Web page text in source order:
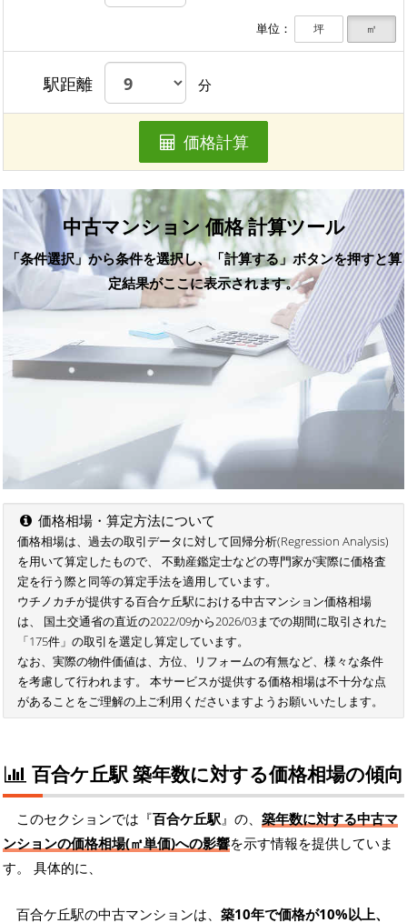
単位： 坪 ㎡
駅距離 分
価格計算
中古マンション 価格 計算ツール
「条件選択」から条件を選択し、「計算する」ボタンを押すと算
定結果がここに表示されます。
価格相場・算定方法について
価格相場は、過去の取引データに対して回帰分析(Regression Analysis)
を用いて算定したもので、 不動産鑑定士などの専門家が実際に価格査
定を行う際と同等の算定手法を適用しています。
ウチノカチが提供する百合ケ丘駅における中古マンション価格相場
は、 国土交通省の直近の2022/09から2026/03までの期間に取引された
「175件」の取引を選定し算定しています。
なお、実際の物件価値は、方位、リフォームの有無など、様々な条件
を考慮して行われます。 本サービスが提供する価格相場は不十分な点
があることをご理解の上ご利用くださいますようお願いいたします。
百合ケ丘駅 築年数に対する価格相場の傾向
このセクションでは『百合ケ丘駅』の、 築年数に対する中古マ
ンションの価格相場(㎡単価)への影響を示す情報を提供していま
す。 具体的に、
百合ケ丘駅の中古マンションは、 築10年で価格が10%以上、